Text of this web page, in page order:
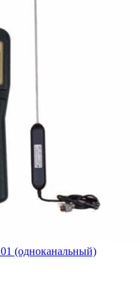
(одноканальный)